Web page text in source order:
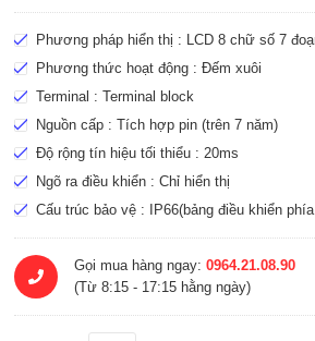
Phương pháp hiển thị : LCD 8 chữ số 7
Phương thức hoạt động : Đếm xuôi
Terminal : Terminal block
Nguồn cấp : Tích hợp pin (trên 7 năm)
Độ rộng tín hiệu tối thiểu : 20ms
Ngõ ra điều khiển : Chỉ hiển thị
Cấu trúc bảo vệ : IP66(bảng điều khiển
Gọi mua hàng ngay:0964.21.08.90
(Từ 8:15 - 17:15 hằng ngày)